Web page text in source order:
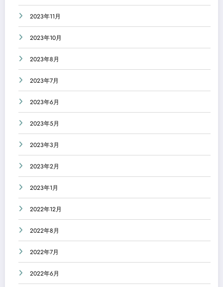
2023年11月
2023年10月
2023年8月
2023年7月
2023年6月
2023年5月
2023年3月
2023年2月
2023年1月
2022年12月
2022年8月
2022年7月
2022年6月